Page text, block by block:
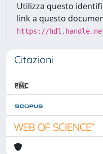
Utilizza questo
link a questo
https://
Citazioni